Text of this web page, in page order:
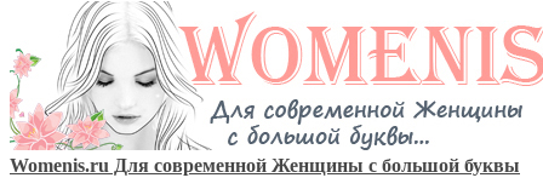
Womenis.ru Для современной Женщины с большой буквы